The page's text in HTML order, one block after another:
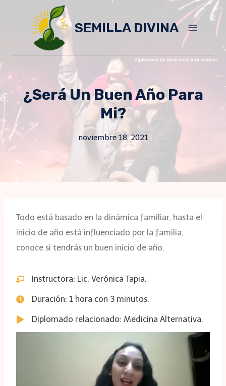
SEMILLA DIVINA
¿Será Un Buen Año Para
Mi?
noviembre 18, 2021
Todo está basado en la dinámica familiar, hasta el
inicio de año está influenciado por la familia,
conoce si tendrás un buen inicio de año.
Instructora: Lic. Verónica Tapia.
Duración: 1 hora con 3 minutos.
Diplomado relacionado: Medicina Alternativa.